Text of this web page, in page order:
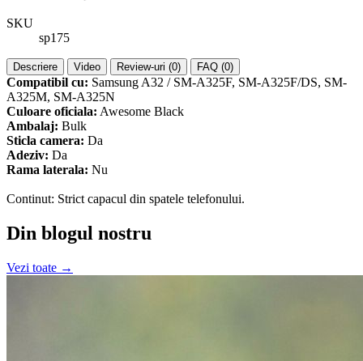
SKU
sp175
Descriere Video Review-uri (0) FAQ (0)
Compatibil cu: Samsung A32 / SM-A325F, SM-A325F/DS, SM-
A325M, SM-A325N
Culoare oficiala: Awesome Black
Ambalaj: Bulk
Sticla camera: Da
Adeziv: Da
Rama laterala: Nu
Continut: Strict capacul din spatele telefonului.
Din blogul nostru
Vezi toate →